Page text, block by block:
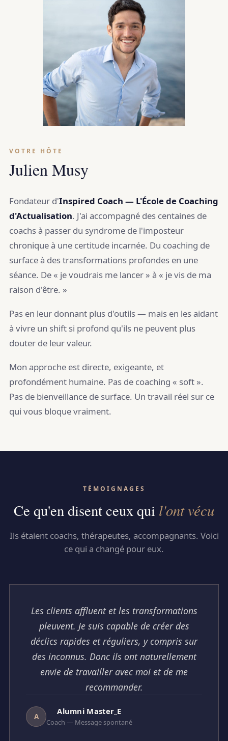
VOTRE HÔTE
Julien Musy
Fondateur d'Inspired Coach — L'École de Coaching
d'Actualisation. J'ai accompagné des centaines de
coachs à passer du syndrome de l'imposteur
chronique à une certitude incarnée. Du coaching de
surface à des transformations profondes en une
séance. De « je voudrais me lancer » à « je vis de ma
raison d'être. »
Pas en leur donnant plus d'outils — mais en les aidant
à vivre un shift si profond qu'ils ne peuvent plus
douter de leur valeur.
Mon approche est directe, exigeante, et
profondément humaine. Pas de coaching « soft ».
Pas de bienveillance de surface. Un travail réel sur ce
qui vous bloque vraiment.
TÉMOIGNAGES
Ce qu'en disent ceux qui l'ont vécu
Ils étaient coachs, thérapeutes, accompagnants. Voici
ce qui a changé pour eux.
Les clients affluent et les transformations
pleuvent. Je suis capable de créer des
déclics rapides et réguliers, y compris sur
des inconnus. Donc ils ont naturellement
envie de travailler avec moi et de me
recommander.
A
Alumni Master_E
Coach — Message spontané